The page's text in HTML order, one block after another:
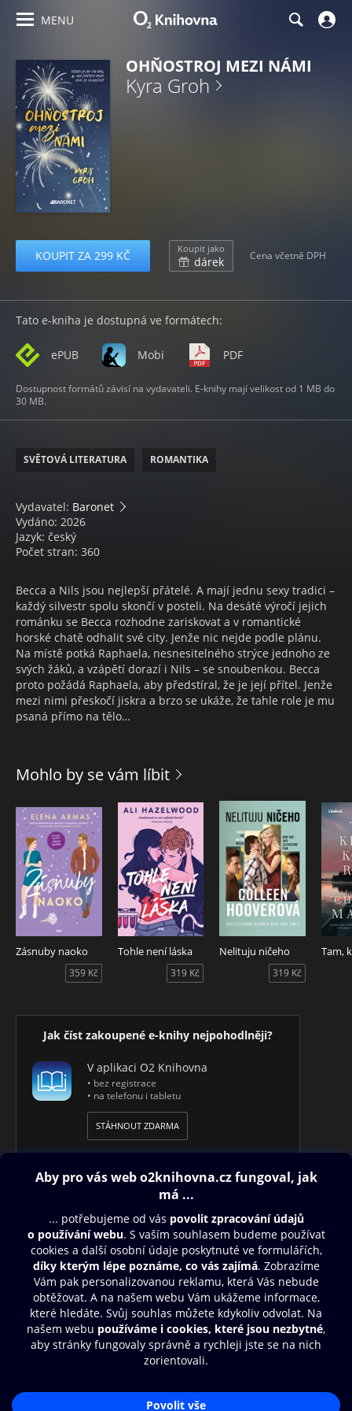
MENU
OHŇOSTROJ MEZI NÁMI
Kyra Groh
KOUPIT ZA 299 KČ Koupit jako
dárek Cena včetně DPH
Tato e-kniha je dostupná ve formátech:
ePUB Mobi PDF
Dostupnost formátů závisí na vydavateli. E-knihy mají velikost od 1 MB do
30 MB.
SVĚTOVÁ LITERATURA ROMANTIKA
Vydavatel: Baronet
Vydáno: 2026
Jazyk: český
Počet stran: 360
Becca a Nils jsou nejlepší přátelé. A mají jednu sexy tradici –
každý silvestr spolu skončí v posteli. Na desáté výročí jejich
románku se Becca rozhodne zariskovat a v romantické
horské chatě odhalit své city. Jenže nic nejde podle plánu.
Na místě potká Raphaela, nesnesitelného strýce jednoho ze
svých žáků, a vzápětí dorazí i Nils – se snoubenkou. Becca
proto požádá Raphaela, aby předstíral, že je její přítel. Jenže
mezi nimi přeskočí jiskra a brzo se ukáže, že tahle role je mu
psaná přímo na tělo…
Mohlo by se vám líbit
Zásnuby naoko
359 Kč
Tohle není láska
319 Kč
Nelituju ničeho
319 Kč
Jak číst zakoupené e-knihy nejpohodlněji?
V aplikaci O2 Knihovna
• bez registrace
• na telefonu i tabletu
STÁHNOUT ZDARMA
Obsah ke stažení
Moje O2 Knihovna
Další zábava
© O2 Czech Republic a.s.